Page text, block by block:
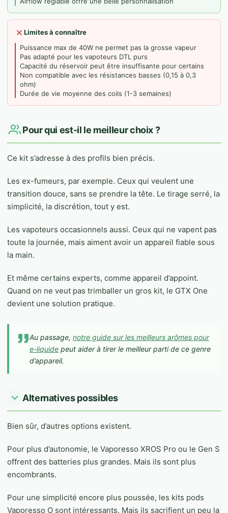
Limites à connaître
Puissance max de 40W ne permet pas la grosse vapeur
Pas adapté pour les vapoteurs DTL purs
Capacité du réservoir peut être insuffisante pour certains
Non compatible avec les résistances basses (0,15 à 0,3
ohm)
Durée de vie moyenne des coils (1-3 semaines)
Pour qui est-il le meilleur choix ?
Ce kit s’adresse à des profils bien précis.
Les ex-fumeurs, par exemple. Ceux qui veulent une
transition douce, sans se prendre la tête. Le tirage serré, la
simplicité, la discrétion, tout y est.
Les vapoteurs occasionnels aussi. Ceux qui ne vapent pas
toute la journée, mais aiment avoir un appareil fiable sous
la main.
Et même certains experts, comme appareil d’appoint.
Quand on ne veut pas trimballer un gros kit, le GTX One
devient une solution pratique.
Au passage, notre guide sur les meilleurs arômes pour
e-liquide peut aider à tirer le meilleur parti de ce genre
d’appareil.
Alternatives possibles
Bien sûr, d’autres options existent.
Pour plus d’autonomie, le Vaporesso XROS Pro ou le Gen S
offrent des batteries plus grandes. Mais ils sont plus
encombrants.
Pour une simplicité encore plus poussée, les kits pods
Vaporesso O sont intéressants. Mais ils sacrifient un peu la